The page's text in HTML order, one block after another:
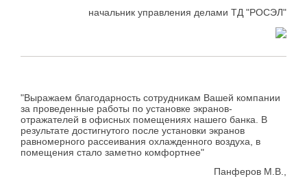
начальник управления делами ТД "РОСЭЛ"
"Выражаем благодарность сотрудникам Вашей компании
за проведенные работы по установке экранов-
отражателей в офисных помещениях нашего банка. В
результате достигнутого после установки экранов
равномерного рассеивания охлажденного воздуха, в
помещения стало заметно комфортнее"
Панферов М.В.,